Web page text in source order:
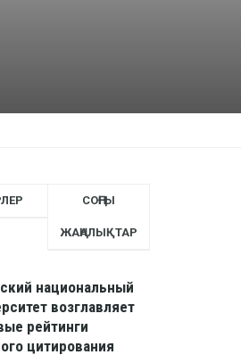
СОҢҒЫ
ЖАҢАЛЫҚТАР
национальный
возглавляет
рейтинги
цитирования